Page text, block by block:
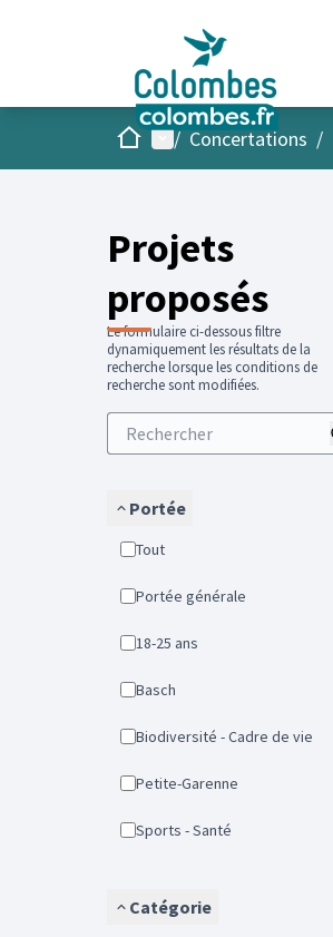
AccueilMenu principal
/ Concertations /
Projets
proposés
Le formulaire ci-dessous filtre
dynamiquement les résultats de la
recherche lorsque les conditions de
recherche sont modifiées.
Portée
Tout
Portée générale
18-25 ans
Basch
Biodiversité - Cadre de vie
Petite-Garenne
Sports - Santé
Catégorie